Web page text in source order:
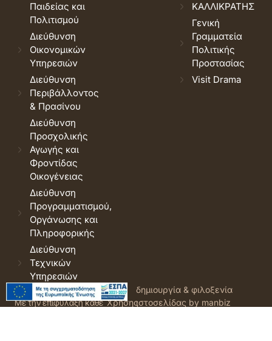
Παιδείας και
Πολιτισμού
Διεύθυνση
Οικονομικών
Υπηρεσιών
Διεύθυνση
Περιβάλλοντος
& Πρασίνου
Διεύθυνση
Προσχολικής
Αγωγής και
Φροντίδας
Οικογένειας
Διεύθυνση
Προγραμματισμού,
Οργάνωσης και
Πληροφορικής
Διεύθυνση
Τεχνικών
Υπηρεσιών
ΚΑΛΛΙΚΡΑΤΗΣ
Γενική
Γραμματεία
Πολιτικής
Προστασίας
Visit Drama
© 2026 Δήμος Δράμας.
Με την επιφύλαξη κάθε
Όροι
Χρήσης
δημιουργία & φιλοξενία
ιστοσελίδας by manbiz